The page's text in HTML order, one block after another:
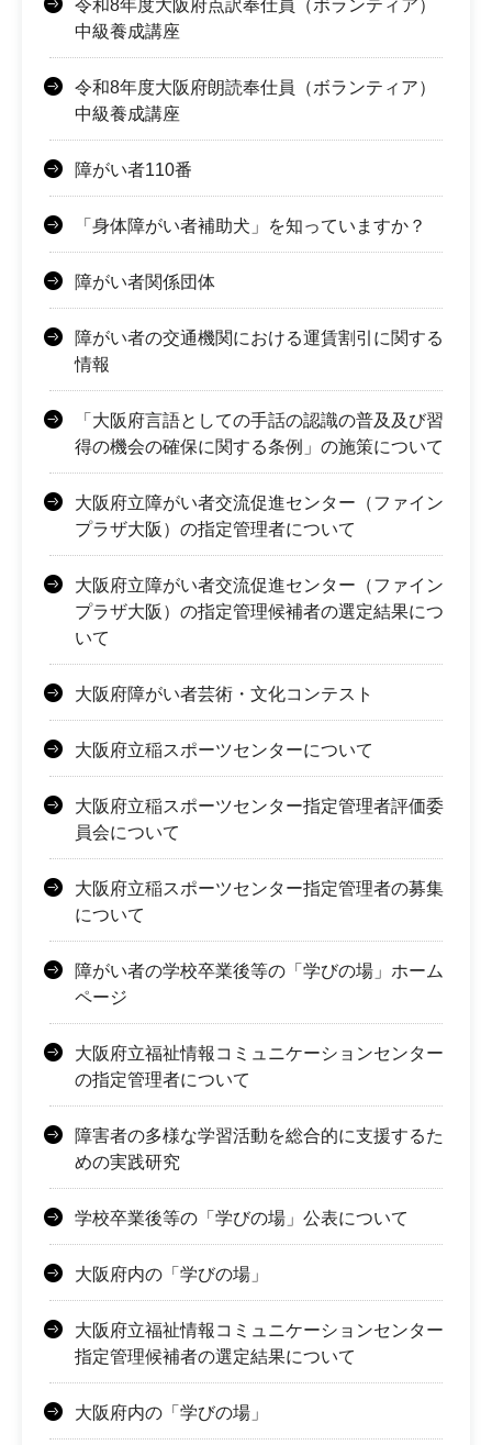
令和8年度大阪府点訳奉仕員（ボランティア）
中級養成講座
令和8年度大阪府朗読奉仕員（ボランティア）
中級養成講座
障がい者110番
「身体障がい者補助犬」を知っていますか？
障がい者関係団体
障がい者の交通機関における運賃割引に関する
情報
「大阪府言語としての手話の認識の普及及び習
得の機会の確保に関する条例」の施策について
大阪府立障がい者交流促進センター（ファイン
プラザ大阪）の指定管理者について
大阪府立障がい者交流促進センター（ファイン
プラザ大阪）の指定管理候補者の選定結果につ
いて
大阪府障がい者芸術・文化コンテスト
大阪府立稲スポーツセンターについて
大阪府立稲スポーツセンター指定管理者評価委
員会について
大阪府立稲スポーツセンター指定管理者の募集
について
障がい者の学校卒業後等の「学びの場」ホーム
ページ
大阪府立福祉情報コミュニケーションセンター
の指定管理者について
障害者の多様な学習活動を総合的に支援するた
めの実践研究
学校卒業後等の「学びの場」公表について
大阪府内の「学びの場」
大阪府立福祉情報コミュニケーションセンター
指定管理候補者の選定結果について
大阪府内の「学びの場」